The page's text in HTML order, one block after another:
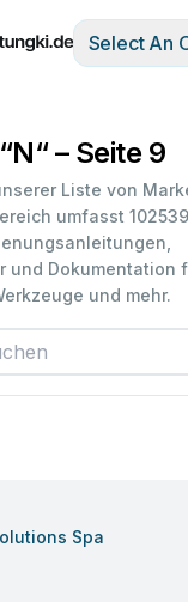
Italiano
Select An
– Seite 9
Liste von
umfasst
und Dokumentation
und mehr.
Spa